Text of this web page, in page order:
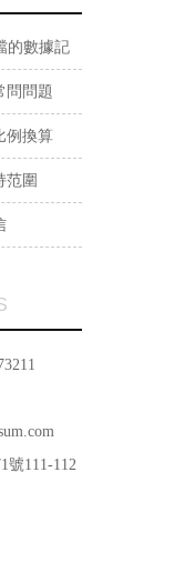
的數據記
問問題
例換算
范圍
號111-112